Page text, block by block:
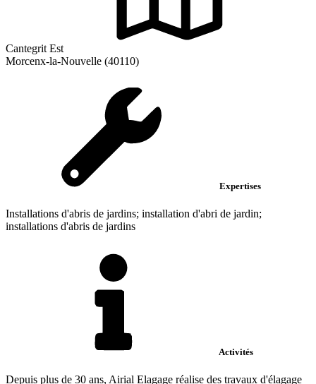
Cantegrit Est
Morcenx-la-Nouvelle (40110)
Expertises
Installations d'abris de jardins; installation d'abri de jardin;
installations d'abris de jardins
Activités
Depuis plus de 30 ans, Airial Elagage réalise des travaux d'élagage